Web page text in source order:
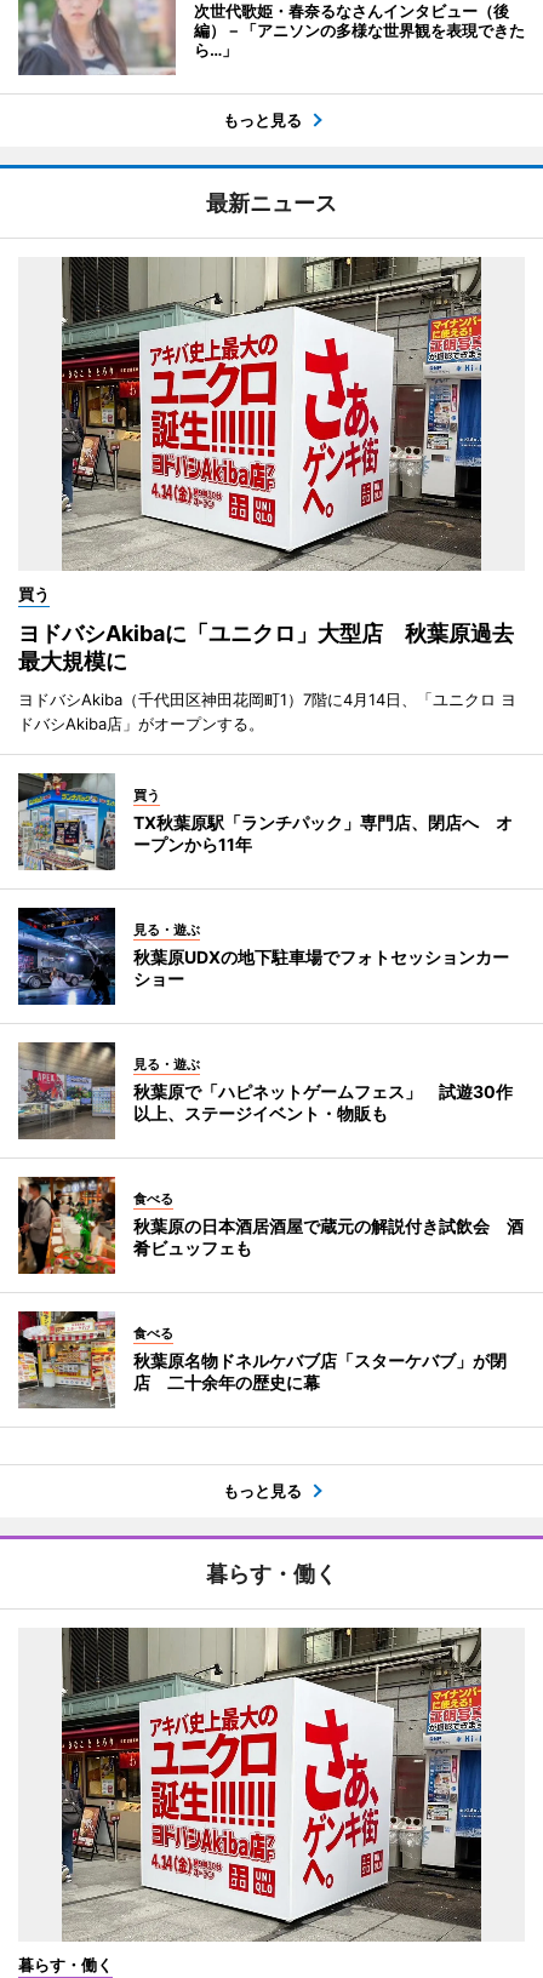
次世代歌姫・春奈るなさんインタビュー（後
編）－「アニソンの多様な世界観を表現できた
ら…」
もっと見る
最新ニュース
買う
ヨドバシAkibaに「ユニクロ」大型店 秋葉原過去
最大規模に
ヨドバシAkiba（千代田区神田花岡町1）7階に4月14日、「ユニクロ ヨ
ドバシAkiba店」がオープンする。
買う
TX秋葉原駅「ランチパック」専門店、閉店へ オ
ープンから11年
見る・遊ぶ
秋葉原UDXの地下駐車場でフォトセッションカー
ショー
見る・遊ぶ
秋葉原で「ハピネットゲームフェス」 試遊30作
以上、ステージイベント・物販も
食べる
秋葉原の日本酒居酒屋で蔵元の解説付き試飲会 酒
肴ビュッフェも
食べる
秋葉原名物ドネルケバブ店「スターケバブ」が閉
店 二十余年の歴史に幕
もっと見る
暮らす・働く
暮らす・働く